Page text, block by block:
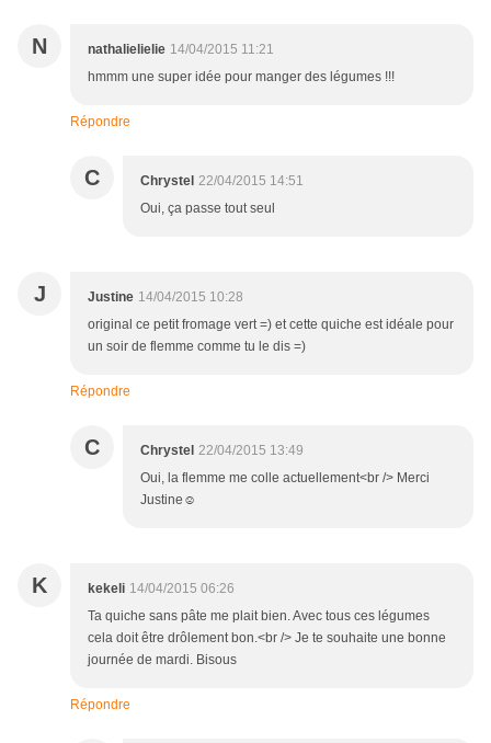
N nathalielielie 14/04/2015 11:21
hmmm une super idée pour manger des légumes !!!
Répondre
C Chrystel 22/04/2015 14:51
Oui, ça passe tout seul
J Justine 14/04/2015 10:28
original ce petit fromage vert =) et cette quiche est idéale pour
un soir de flemme comme tu le dis =)
Répondre
C Chrystel 22/04/2015 13:49
Oui, la flemme me colle actuellement<br /> Merci
Justine☺
K kekeli 14/04/2015 06:26
Ta quiche sans pâte me plait bien. Avec tous ces légumes
cela doit être drôlement bon.<br /> Je te souhaite une bonne
journée de mardi. Bisous
Répondre